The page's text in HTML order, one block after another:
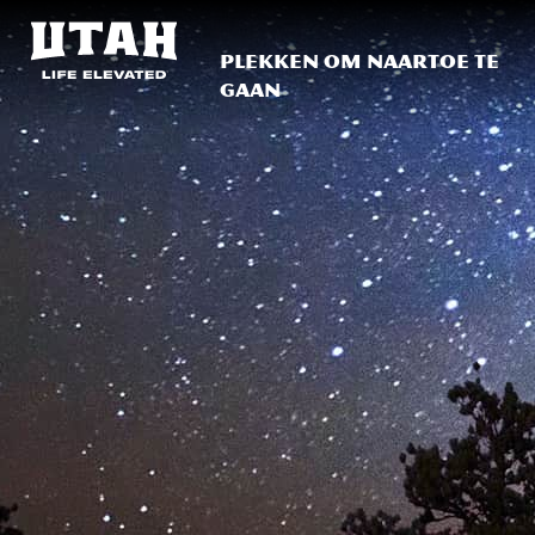
Skip to content
Plekken om naartoe te
gaan